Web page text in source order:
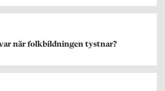
när folkbildningen tystnar?